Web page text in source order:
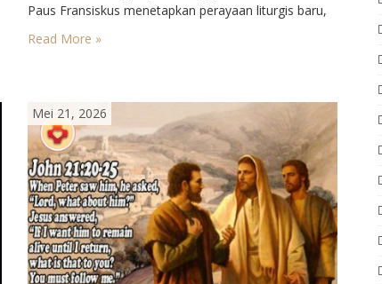
Paus Fransiskus menetapkan perayaan liturgis baru,
yakni Peringatan Santa Perawan Maria Bunda Gereja.
Peringatan ini ditempatkan pada hari Senin sesudah
Read More »
Mei 21, 2026